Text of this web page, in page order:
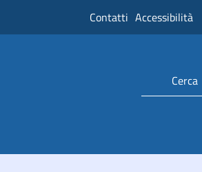
Contatti Accessibilità